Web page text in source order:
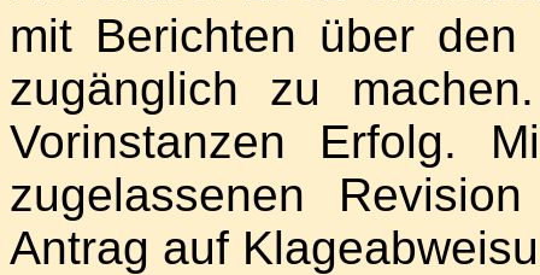
mit Berichten über
zugänglich zu
Vorinstanzen Erfolg.
zugelassenen
Antrag auf